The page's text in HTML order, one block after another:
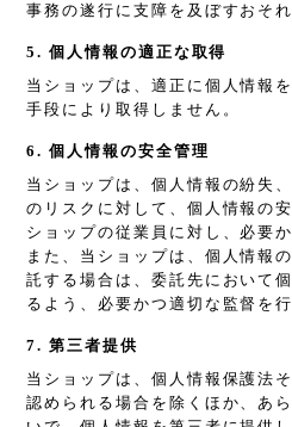
事務の遂行に支障を及ぼすおそ
5. 個人情報の適正な取得
当ショップは、適正に個人情報
手段により取得しません。
6. 個人情報の安全管理
当ショップは、個人情報の紛失
のリスクに対して、個人情報の
ショップの従業員に対し、必要
また、当ショップは、個人情報
託する場合は、委託先において
るよう、必要かつ適切な監督を行
7. 第三者提供
当ショップは、個人情報保護法
認められる場合を除くほか、あ